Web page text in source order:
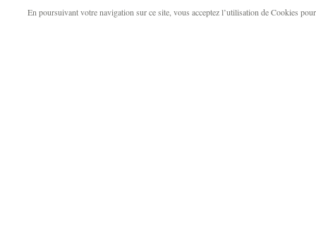
En poursuivant votre navigation sur ce site, vous acceptez l’utilisation de Cookies